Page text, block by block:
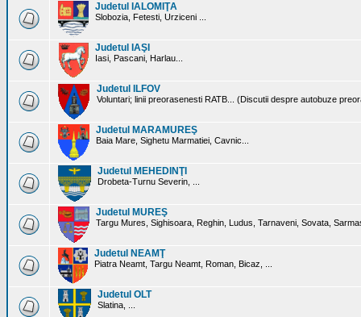
Judetul IALOMIŢA
Slobozia, Fetesti, Urziceni ...
Judetul IAŞI
Iasi, Pascani, Harlau...
Judetul ILFOV
Voluntari; linii preorasenesti RATB... (Discutii despre autobuze
Judetul MARAMUREŞ
Baia Mare, Sighetu Marmatiei, Cavnic...
Judetul MEHEDINŢI
Drobeta-Turnu Severin, ...
Judetul MUREŞ
Targu Mures, Sighisoara, Reghin, Ludus, Tarnaveni, Sovata,
Judetul NEAMŢ
Piatra Neamt, Targu Neamt, Roman, Bicaz, ...
Judetul OLT
Slatina, ...